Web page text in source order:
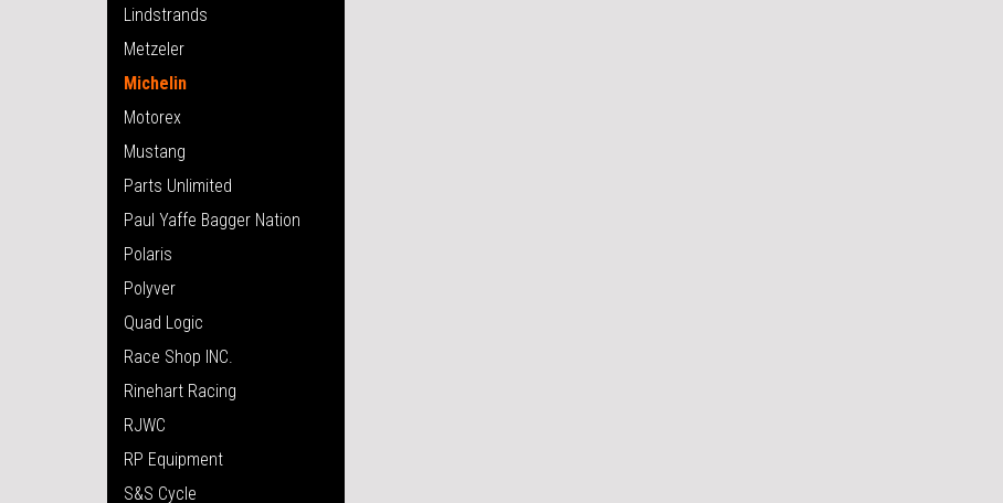
Lindstrands
Metzeler
Michelin
Motorex
Mustang
Parts Unlimited
Paul Yaffe Bagger Nation
Polaris
Polyver
Quad Logic
Race Shop INC.
Rinehart Racing
RJWC
RP Equipment
S&S Cycle